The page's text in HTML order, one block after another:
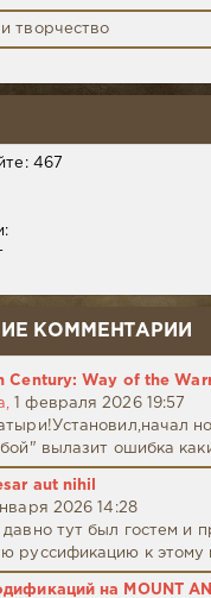
творчество
467
КОММЕНТАРИИ
Century: Way of the
1 февраля 2026 19:57
вылазит ошибка
aut nihil
2026 14:28
давно тут был гостем и
руссификацию к этому
на MOUNT